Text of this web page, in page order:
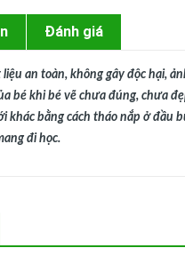
Đánh giá
an toàn, không gây độc hại,
bé khi bé vẽ chưa đúng, chưa
khác bằng cách tháo nắp ở đầu
đi học.